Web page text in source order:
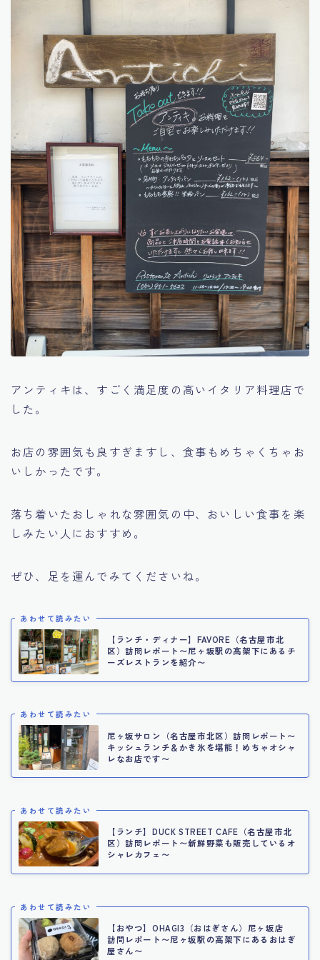
アンティキは、すごく満足度の高いイタリア料理店で
した。
お店の雰囲気も良すぎますし、食事もめちゃくちゃお
いしかったです。
落ち着いたおしゃれな雰囲気の中、おいしい食事を楽
しみたい人におすすめ。
ぜひ、足を運んでみてくださいね。
あわせて読みたい
【ランチ・ディナー】FAVORE（名古屋市北
区）訪問レポート〜尼ヶ坂駅の高架下にあるチ
ーズレストランを紹介〜
あわせて読みたい
尼ヶ坂サロン（名古屋市北区）訪問レポート〜
キッシュランチ＆かき氷を堪能！めちゃオシャ
レなお店です〜
あわせて読みたい
【ランチ】DUCK STREET CAFE（名古屋市北
区）訪問レポート〜新鮮野菜も販売しているオ
シャレカフェ〜
あわせて読みたい
【おやつ】OHAGI3（おはぎさん）尼ヶ坂店
訪問レポート〜尼ヶ坂駅の高架下にあるおはぎ
屋さん〜